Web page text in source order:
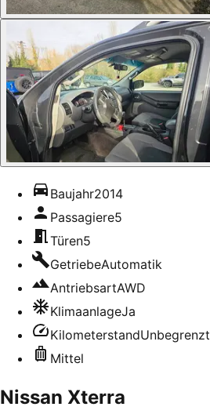
Baujahr2014
Passagiere5
Türen5
GetriebeAutomatik
AntriebsartAWD
KlimaanlageJa
KilometerstandUnbegrenzt
Mittel
Nissan Xterra